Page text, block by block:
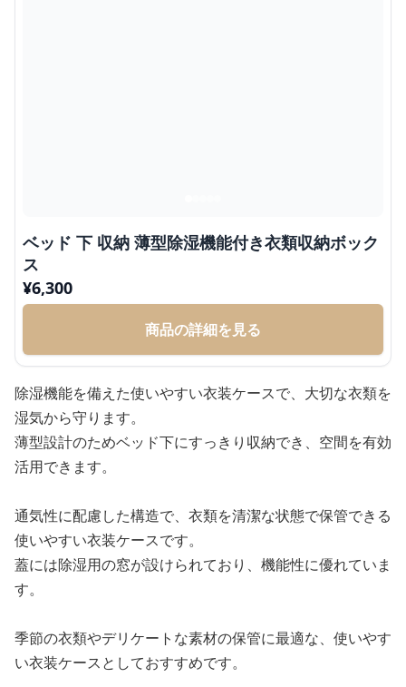
ベッド 下 収納 薄型除湿機能付き衣類収納ボック
ス
¥6,300
商品の詳細を見る
除湿機能を備えた使いやすい衣装ケースで、大切な衣類を
湿気から守ります。
薄型設計のためベッド下にすっきり収納でき、空間を有効
活用できます。
通気性に配慮した構造で、衣類を清潔な状態で保管できる
使いやすい衣装ケースです。
蓋には除湿用の窓が設けられており、機能性に優れていま
す。
季節の衣類やデリケートな素材の保管に最適な、使いやす
い衣装ケースとしておすすめです。